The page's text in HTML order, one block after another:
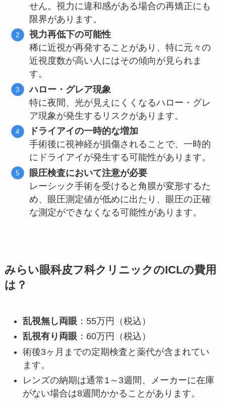
せん。視力に違和感がある場合の再矯正にも
限界があります。
視力再低下の可能性
稀に近視が再発することがあり、特に元々の
近視度数が高い人にはその傾向が見られま
す。
ハロー・グレア現象
特に夜間、光が見えにくくなるハロー・グレ
ア現象が発生するリスクがあります。
ドライアイの一時的な増加
手術後に視神経が損傷されることで、一時的
にドライアイが発生する可能性があります。
眼圧検査において注意が必要
レーシック手術を受けると角膜が変形するた
め、眼圧測定値が低めに出たり、眼圧の正確
な測定ができなくなる可能性があります。
みらい眼科皮フ科クリニックのICLの費用
は？
乱視無し両眼 ：55万円（税込）
乱視有り両眼 ：60万円（税込）
術後3ヶ月までの定期検査と薬代が含まれてい
ます。
レンズの納期は通常1～3週間、メーカーに在庫
がない場合は8週間かかることがあります。